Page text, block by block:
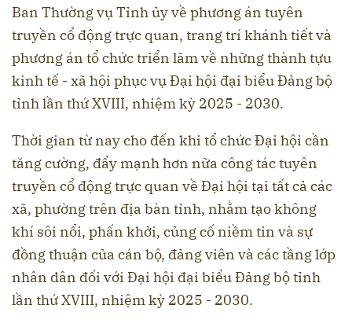
Ban Thường vụ Tỉnh ủy về phương án tuyên
truyền cổ động trực quan, trang trí khánh tiết và
phương án tổ chức triển lãm về những thành tựu
kinh tế - xã hội phục vụ Đại hội đại biểu Đảng bộ
tỉnh lần thứ XVIII, nhiệm kỳ 2025 - 2030.
Thời gian từ nay cho đến khi tổ chức Đại hội cần
tăng cường, đẩy mạnh hơn nữa công tác tuyên
truyền cổ động trực quan về Đại hội tại tất cả các
xã, phường trên địa bàn tỉnh, nhằm tạo không
khí sôi nổi, phấn khởi, củng cố niềm tin và sự
đồng thuận của cán bộ, đảng viên và các tầng lớp
nhân dân đối với Đại hội đại biểu Đảng bộ tỉnh
lần thứ XVIII, nhiệm kỳ 2025 - 2030.